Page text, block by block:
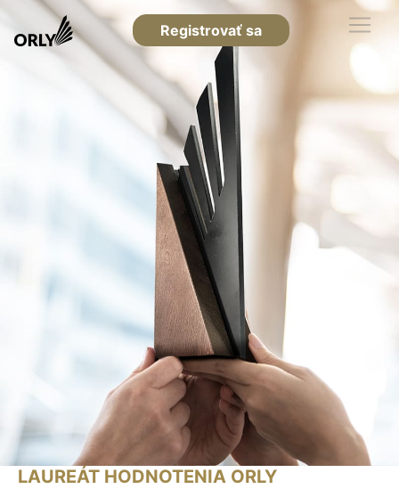
Registrovať sa
LAUREÁT HODNOTENIA ORLY